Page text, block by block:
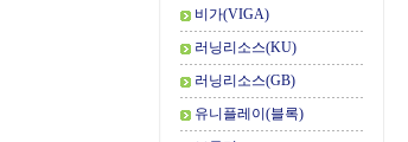
비가(VIGA)
러닝리소스(KU)
러닝리소스(GB)
유니플레이(블록)